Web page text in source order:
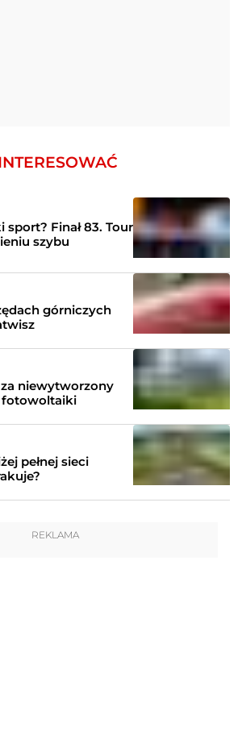
sport? Finał 83. Tour
szybu
górniczych
niewytworzony
fotowoltaiki
pełnej sieci
REKLAMA